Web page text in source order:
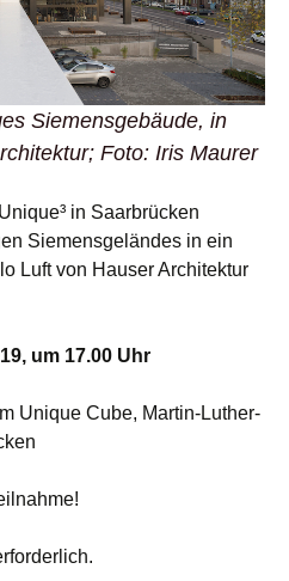
Siemensgebäude, in
Foto: Iris Maurer
in Saarbrücken
Siemensgeländes in ein
Luft von Hauser Architektur
um 17.00 Uhr
Unique Cube, Martin-Luther-